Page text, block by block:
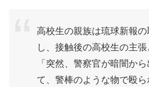
高校生の親族は琉球新報
し、接触後の高校生の主張
「突然、警察官が暗闇から
て、警棒のような物で殴ら